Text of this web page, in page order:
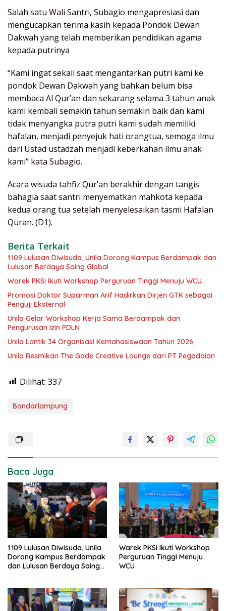
Salah satu Wali Santri, Subagio mengapresiasi dan
mengucapkan terima kasih kepada Pondok Dewan
Dakwah yang telah memberikan pendidikan agama
kepada putrinya
“Kami ingat sekali saat mengantarkan putri kami ke
pondok Dewan Dakwah yang bahkan belum bisa
membaca Al Qur’an dan sekarang selama 3 tahun anak
kami kembali semakin tahun semakin baik dan kami
tidak menyangka putra putri kami sudah memiliki
hafalan, menjadi penyejuk hati orangtua, semoga ilmu
dari Ustad ustadzah menjadi keberkahan ilmu anak
kami” kata Subagio.
Acara wisuda tahfiz Qur’an berakhir dengan tangis
bahagia saat santri menyematkan mahkota kepada
kedua orang tua setelah menyelesaikan tasmi Hafalan
Quran. (D1).
Berita Terkait
1.109 Lulusan Diwisuda, Unila Dorong Kampus Berdampak dan
Lulusan Berdaya Saing Global
Warek PKSI Ikuti Workshop Perguruan Tinggi Menuju WCU
Promosi Doktor Suparman Arif Hadirkan Dirjen GTK sebagai
Penguji Eksternal
Unila Gelar Workshop Kerja Sama Berdampak dan
Pengurusan Izin PDLN
Unila Lantik 34 Organisasi Kemahasiswaan Tahun 2026
Unila Resmikan The Gade Creative Lounge dari PT Pegadaian
Dilihat: 337
Bandarlampung
Baca Juga
1.109 Lulusan Diwisuda, Unila
Dorong Kampus Berdampak
dan Lulusan Berdaya Saing
Warek PKSI Ikuti Workshop
Perguruan Tinggi Menuju
WCU